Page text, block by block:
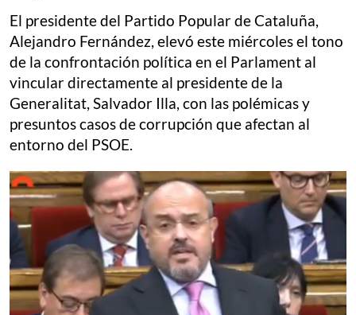
El presidente del Partido Popular de Cataluña,
Alejandro Fernández, elevó este miércoles el tono
de la confrontación política en el Parlament al
vincular directamente al presidente de la
Generalitat, Salvador Illa, con las polémicas y
presuntos casos de corrupción que afectan al
entorno del PSOE.